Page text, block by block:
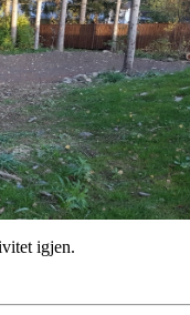
igjen.